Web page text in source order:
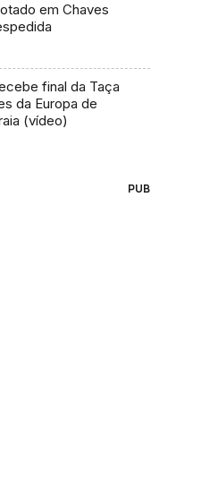
em Chaves
final da Taça
da Europa de
(vídeo)
PUB